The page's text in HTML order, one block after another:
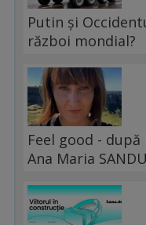
Putin și
război mondial?
Feel good - după
Ana Maria SANDU